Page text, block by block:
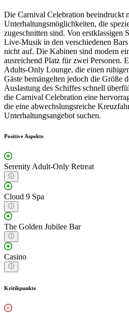
Die Carnival Celebration beeindruckt
Unterhaltungsmöglichkeiten, die
zugeschnitten sind. Von erstklassigen
Live-Musik in den verschiedenen
nicht auf. Die Kabinen sind modern
ausreichend Platz für zwei Personen.
Adults-Only Lounge, die einen
Gäste bemängelten jedoch die Größe
Auslastung des Schiffes schnell
die Carnival Celebration eine
die eine abwechslungsreiche
Unterhaltungsangebot suchen.
Positive Aspekte
Serenity Adult-Only Retreat
Cloud 9 Spa
The Golden Jubilee Bar
Casino
Kritikpunkte